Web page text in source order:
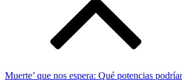
Muerte’ que nos espera: Qué potencias